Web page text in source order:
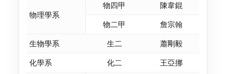
物理學系
物四甲
陳韋錕
物二甲
詹宗翰
生物學系
生二
蕭剛毅
化學系
化二 王亞挪